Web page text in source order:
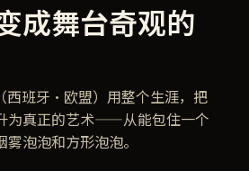
成舞台奇观的
班牙·欧盟）用整个生涯，把
真正的艺术——从能包住一个
泡泡和方形泡泡。